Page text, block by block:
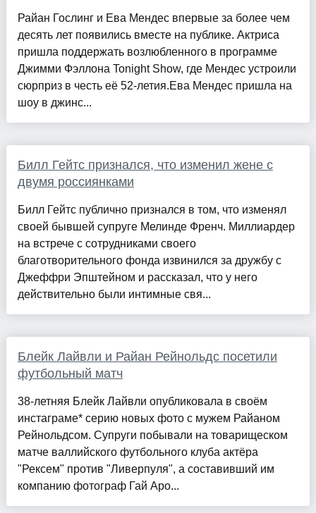
Райан Гослинг и Ева Мендес впервые за более чем
десять лет появились вместе на публике. Актриса
пришла поддержать возлюбленного в программе
Джимми Фэллона Tonight Show, где Мендес устроили
сюрприз в честь её 52-летия.Ева Мендес пришла на
шоу в джинс...
Билл Гейтс признался, что изменил жене с
двумя россиянками
Билл Гейтс публично признался в том, что изменял
своей бывшей супруге Мелинде Френч. Миллиардер
на встрече с сотрудниками своего
благотворительного фонда извинился за дружбу с
Джеффри Эпштейном и рассказал, что у него
действительно были интимные свя...
Блейк Лайвли и Райан Рейнольдс посетили
футбольный матч
38-летняя Блейк Лайвли опубликовала в своём
инстаграме* серию новых фото с мужем Райаном
Рейнольдсом. Супруги побывали на товарищеском
матче валлийского футбольного клуба актёра
"Рексем" против "Ливерпуля", а составивший им
компанию фотограф Гай Аро...